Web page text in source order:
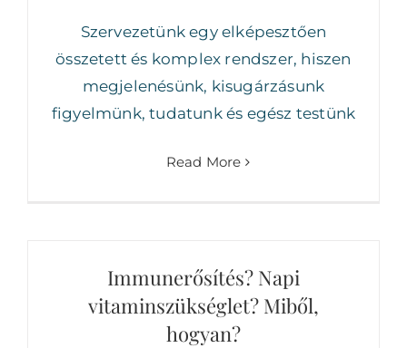
Szervezetünk egy elképesztően
összetett és komplex rendszer, hiszen
megjelenésünk, kisugárzásunk
figyelmünk, tudatunk és egész testünk
Read More
Immunerősítés? Napi
vitaminszükséglet? Miből,
hogyan?